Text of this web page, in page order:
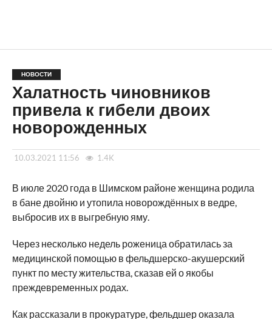
НОВОСТИ
Халатность чиновников
привела к гибели двоих
новорожденных
10.03.2021 11:56 1.4K
В июле 2020 года в Шимском районе женщина родила
в бане двойню и утопила новорождённых в ведре,
выбросив их в выгребную яму.
Через несколько недель роженица обратилась за
медицинской помощью в фельдшерско-акушерский
пункт по месту жительства, сказав ей о якобы
преждевременных родах.
Как рассказали в прокуратуре, фельдшер оказала